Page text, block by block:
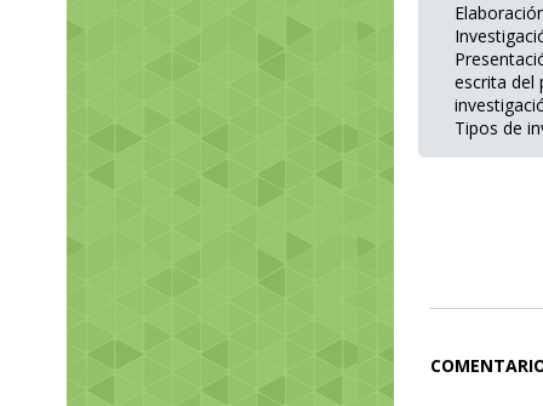
escrita del
Tipos de